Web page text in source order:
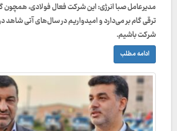
مدیرعامل صبا انرژی: این شرکت فعال فولادی،
ترقی گام بر می‌دارد و امیدواریم در سال‌های آتی
شرکت باشیم.
ادامه مطلب